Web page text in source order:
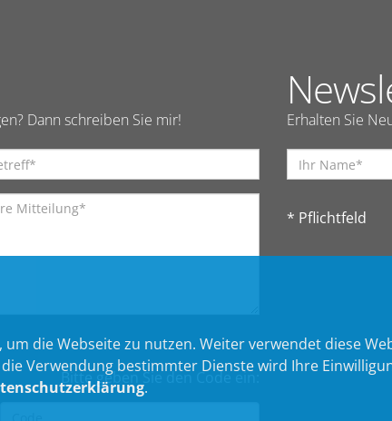
Dann schreiben Sie mir!
Bitte geben Sie den Code ein:
Erhalten Sie
* Pflichtfeld
die Webseite zu nutzen. Weiter verwendet diese
Verwendung bestimmter Dienste wird Ihre
.